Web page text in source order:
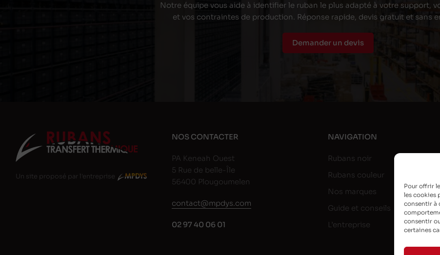
Pour offrir
les cookies
consentir à
consentir
certaines
Notre équipe vous aide à identifier le ruban le plus adapté à votre support,
et vos contraintes de production. Réponse rapide, devis gratuit et sans
Demander un devis
Un site proposé par l'entreprise
NOS CONTACTER
PA Keneah Ouest
5 Rue de belle-Île
56400 Plougoumelen
contact@mpdys.com
02 97 40 06 01
NAVIGATION
Rubans noir
Rubans couleur
Nos marques
Guide et conseils
L’entreprise